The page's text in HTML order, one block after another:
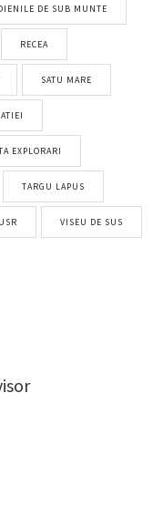
DE SUB MUNTE
RECEA
SATU MARE
EXPLORARI
TARGU LAPUS
USR VISEU DE SUS